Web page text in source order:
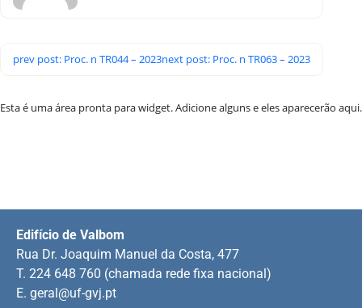
prev post: Proc. n TR044 – 2023next post: Proc. n TR063 – 2023
Esta é uma área pronta para widget. Adicione alguns e eles aparecerão aqui.
Edifício de Valbom
Rua Dr. Joaquim Manuel da Costa, 477
T. 224 648 760 (chamada rede fixa nacional)
E. geral@uf-gvj.pt